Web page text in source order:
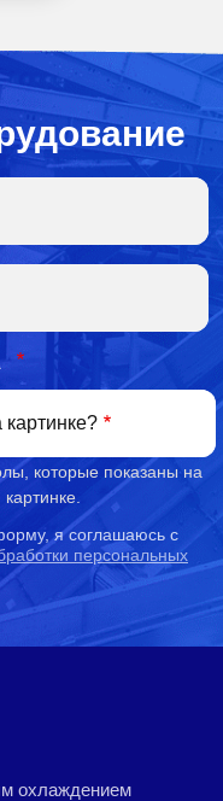
картинке?
которые показаны на
картинке.
я соглашаюсь с
персональных
охлаждением